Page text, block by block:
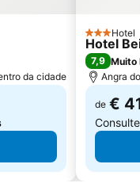
da cidade
3 Estrelas
Hotel
Hotel
7,9 Muito
Angra
de €